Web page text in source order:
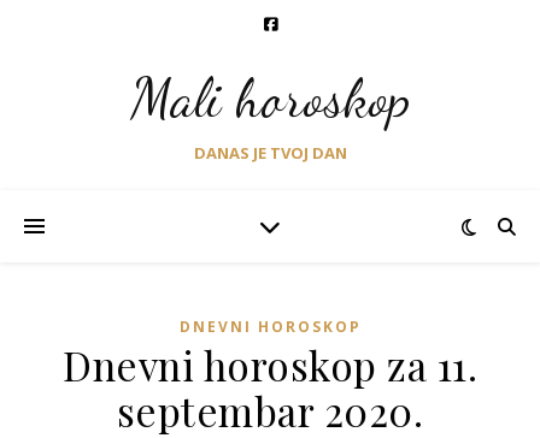
Mali horoskop
DANAS JE TVOJ DAN
DNEVNI HOROSKOP
Dnevni horoskop za 11.
septembar 2020.